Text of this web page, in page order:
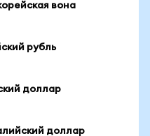
вона
рубль
доллар
доллар